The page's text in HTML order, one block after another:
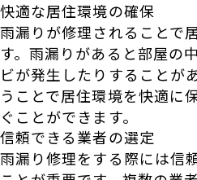
快適な居住環境の確保
雨漏りが修理されることで
す。雨漏りがあると部屋の
ビが発生したりすることが
うことで居住環境を快適に
ぐことができます。
信頼できる業者の選定
雨漏り修理をする際には信